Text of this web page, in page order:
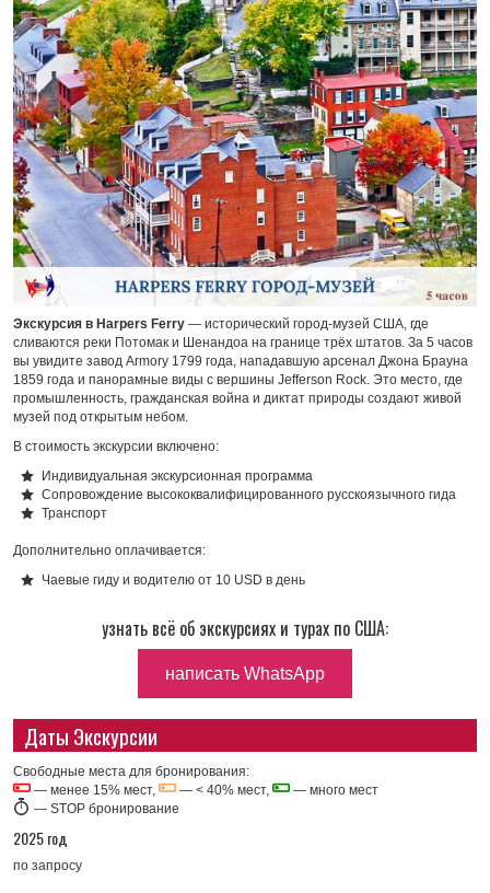
Экскурсия в Harpers Ferry — исторический город-музей США, где
сливаются реки Потомак и Шенандоа на границе трёх штатов. За 5 часов
вы увидите завод Armory 1799 года, нападавшую арсенал Джона Брауна
1859 года и панорамные виды с вершины Jefferson Rock. Это место, где
промышленность, гражданская война и диктат природы создают живой
музей под открытым небом.
В стоимость экскурсии включено:
Индивидуальная экскурсионная программа
Cопровождение высококвалифицированного русскоязычного гида
Транспорт
Дополнительно оплачивается:
Чаевые гиду и водителю от 10 USD в день
узнать всё об экскурсиях и турах по США:
написать WhatsApp
Даты Экскурсии
Свободные места для бронирования:
— менее 15% мест,
— < 40% мест,
— много мест
— STOP бронирование
2025 год
по запросу